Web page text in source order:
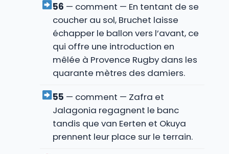
56 — comment — En tentant de se
coucher au sol, Bruchet laisse
échapper le ballon vers l’avant, ce
qui offre une introduction en
mêlée à Provence Rugby dans les
quarante mètres des damiers.
55 — comment — Zafra et
Jalagonia regagnent le banc
tandis que van Eerten et Okuya
prennent leur place sur le terrain.